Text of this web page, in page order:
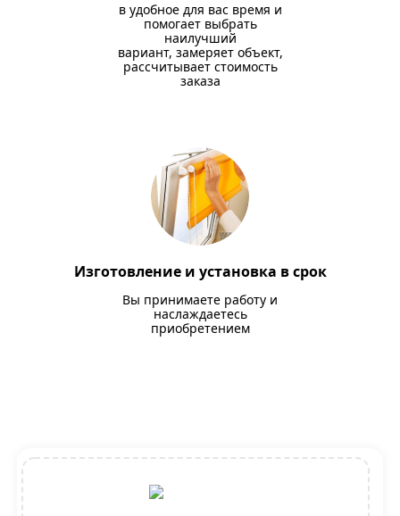
в удобное для вас время и
помогает выбрать
наилучший
вариант, замеряет объект,
рассчитывает стоимость
заказа
Изготовление и установка в срок
Вы принимаете работу и
наслаждаетесь
приобретением